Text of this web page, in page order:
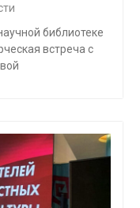
библиотеке
встреча с